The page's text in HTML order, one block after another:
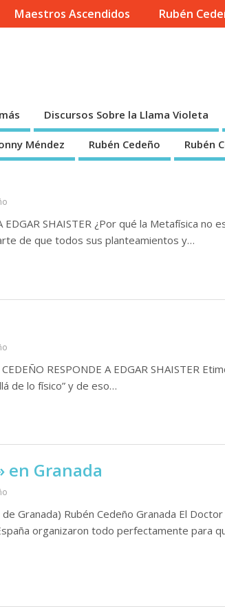
Maestros Ascendidos Rubén
Discursos Sobre la Llama Violeta
Méndez Rubén Cedeño Rubén
SHAISTER ¿Por qué la Metafísica no
de que todos sus planteamientos y…
RESPONDE A EDGAR SHAISTER
de lo físico” y de eso…
en Granada
Granada) Rubén Cedeño Granada El
organizaron todo perfectamente para